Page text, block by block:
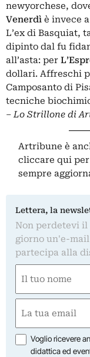
newyorchese,
Venerdì è invece
L’ex di Basquiat,
dipinto dal fu
all’asta: per
dollari. Affreschi
Camposanto di
tecniche
– Lo Strillone di
Artribune è
cliccare qui
sempre
Lettera, la
Non perdetevi
giorno un'e-
partecipa alla
(Obbligatorio)
(Obbligatorio)
Opzioni
Voglio ricevere
didattica ed